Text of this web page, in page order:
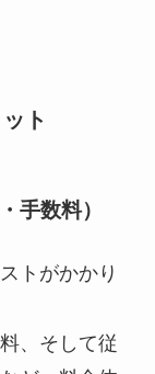
ト
手数料）
トがかかり
、そして従